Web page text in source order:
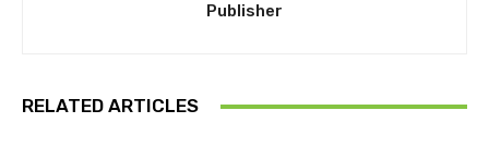
Publisher
RELATED ARTICLES